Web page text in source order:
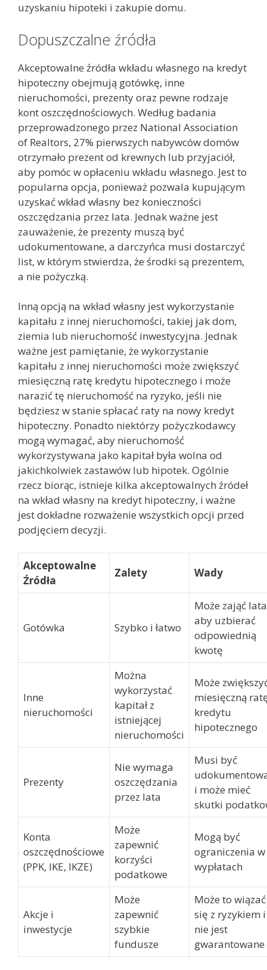
uzyskaniu hipoteki i zakupie domu.
Dopuszczalne źródła
Akceptowalne źródła wkładu własnego na kredyt
hipoteczny obejmują gotówkę, inne
nieruchomości, prezenty oraz pewne rodzaje
kont oszczędnościowych. Według badania
przeprowadzonego przez National Association
of Realtors, 27% pierwszych nabywców domów
otrzymało prezent od krewnych lub przyjaciół,
aby pomóc w opłaceniu wkładu własnego. Jest to
popularna opcja, ponieważ pozwala kupującym
uzyskać wkład własny bez konieczności
oszczędzania przez lata. Jednak ważne jest
zauważenie, że prezenty muszą być
udokumentowane, a darczyńca musi dostarczyć
list, w którym stwierdza, że środki są prezentem,
a nie pożyczką.
Inną opcją na wkład własny jest wykorzystanie
kapitału z innej nieruchomości, takiej jak dom,
ziemia lub nieruchomość inwestycyjna. Jednak
ważne jest pamiętanie, że wykorzystanie
kapitału z innej nieruchomości może zwiększyć
miesięczną ratę kredytu hipotecznego i może
narazić tę nieruchomość na ryzyko, jeśli nie
będziesz w stanie spłacać raty na nowy kredyt
hipoteczny. Ponadto niektórzy pożyczkodawcy
mogą wymagać, aby nieruchomość
wykorzystywana jako kapitał była wolna od
jakichkolwiek zastawów lub hipotek. Ogólnie
rzecz biorąc, istnieje kilka akceptowalnych źródeł
na wkład własny na kredyt hipoteczny, i ważne
jest dokładne rozważenie wszystkich opcji przed
podjęciem decyzji.
Akceptowalne
Źródła
Zalety Wady
Gotówka Szybko i łatwo
Może zająć
aby uzbierać
odpowiednią
kwotę
Inne
nieruchomości
Można
wykorzystać
kapitał z
istniejącej
nieruchomości
Może
miesięczną
kredytu
hipotecznego
Prezenty
Nie wymaga
oszczędzania
przez lata
Musi być
i może mieć
skutki
Konta
oszczędnościowe
(PPK, IKE, IKZE)
Może
zapewnić
korzyści
podatkowe
Mogą być
ograniczenia w
wypłatach
Akcje i
inwestycje
Może
zapewnić
szybkie
fundusze
Może to wiązać
się z ryzykiem i
nie jest
gwarantowane